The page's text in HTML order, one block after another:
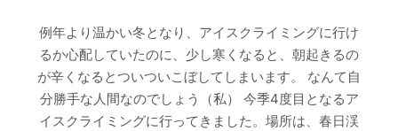
例年より温かい冬となり、アイスクライミングに行け
るか心配していたのに、少し寒くなると、朝起きるの
が辛くなるとついついこぼしてしまいます。 なんて自
分勝手な人間なのでしょう（私） 今季4度目となるア
イスクライミングに行ってきました。場所は、春日渓